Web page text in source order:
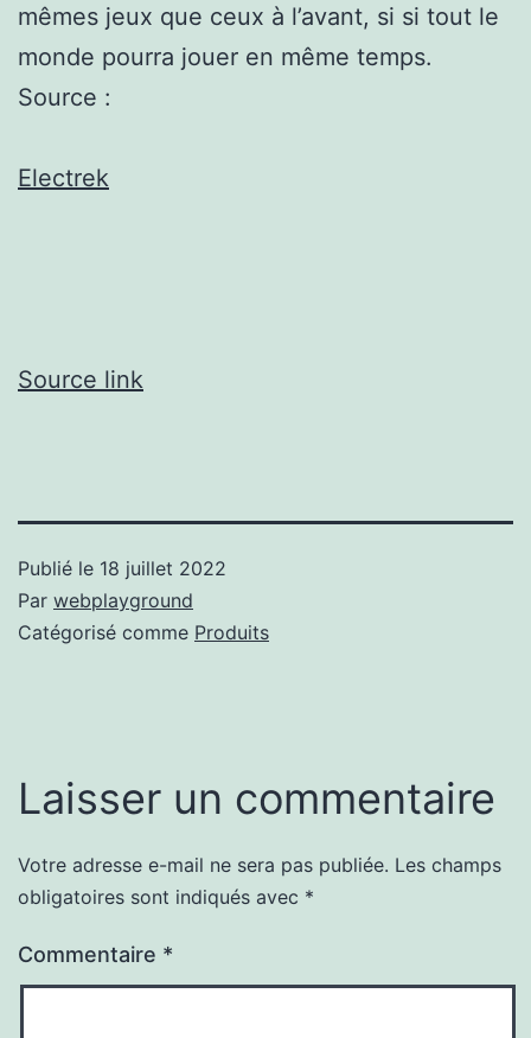
mêmes jeux que ceux à l’avant, si si tout le
monde pourra jouer en même temps.
Source :
Electrek
Source link
Publié le 18 juillet 2022
Par webplayground
Catégorisé comme Produits
Laisser un commentaire
Votre adresse e-mail ne sera pas publiée. Les champs
obligatoires sont indiqués avec *
Commentaire *